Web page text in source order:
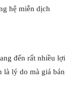
hệ miễn dịch
đến rất nhiều lợi
là lý do mà giá bán